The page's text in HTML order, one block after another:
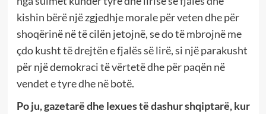
kishin bërë një zgjedhje morale për veten dhe për
shoqërinë në të cilën jetojnë, se do të mbrojnë me
çdo kusht të drejtën e fjalës së lirë, si një parakusht
për një demokraci të vërtetë dhe për paqën në
vendet e tyre dhe në botë.
Po ju, gazetarë dhe lexues të dashur shqiptarë, kur